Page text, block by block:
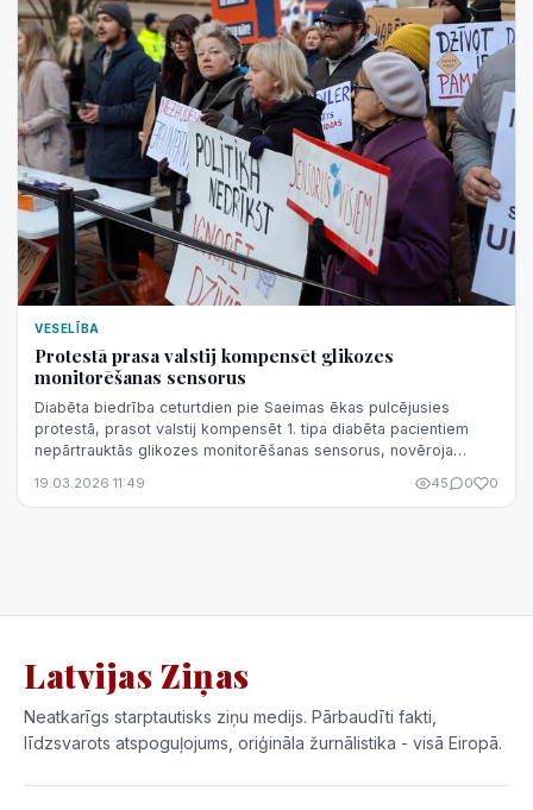
VESELĪBA
Protestā prasa valstij kompensēt glikozes
monitorēšanas sensorus
Diabēta biedrība ceturtdien pie Saeimas ēkas pulcējusies
protestā, prasot valstij kompensēt 1. tipa diabēta pacientiem
nepārtrauktās glikozes monitorēšanas sensorus, novēroja
19.03.2026 11:49 45 0 0
Latvijas Ziņas
Neatkarīgs starptautisks ziņu medijs. Pārbaudīti fakti,
līdzsvarots atspoguļojums, oriģināla žurnālistika - visā Eiropā.